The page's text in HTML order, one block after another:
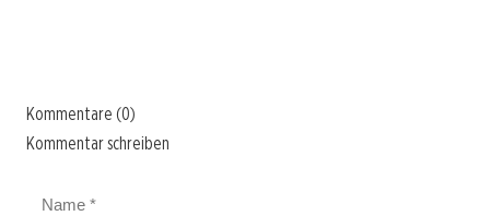
Kommentare (0)
Kommentar schreiben